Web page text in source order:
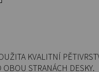
KVALITNÍ
STRANÁCH DESKY.